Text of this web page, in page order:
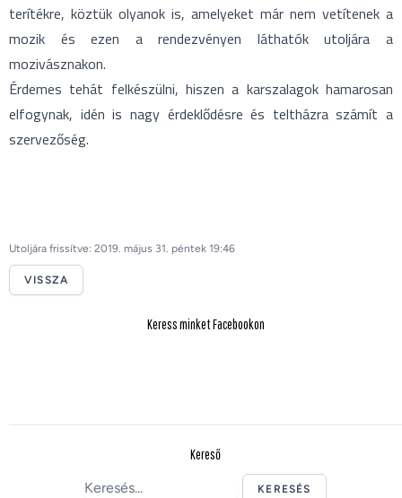
terítékre, köztük olyanok is, amelyeket már nem vetítenek a
mozik és ezen a rendezvényen láthatók utoljára a
mozivásznakon.
Érdemes tehát felkészülni, hiszen a karszalagok hamarosan
elfogynak, idén is nagy érdeklődésre és teltházra számít a
szervezőség.
Utoljára frissítve: 2019. május 31. péntek 19:46
VISSZA
Keress minket Facebookon
Kereső
KERESÉS